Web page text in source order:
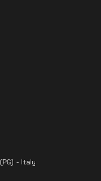
- Italy